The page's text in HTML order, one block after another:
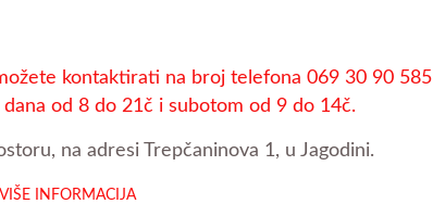
kontaktirati na broj telefona 069 30 90 585
dana od 8 do 21č i subotom od 9 do 14č.
na adresi Trepčaninova 1, u Jagodini.
INFORMACIJA